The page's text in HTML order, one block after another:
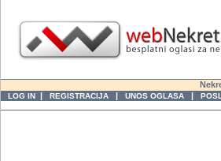
LOG IN | REGISTRACIJA | UNOS OGLASA |